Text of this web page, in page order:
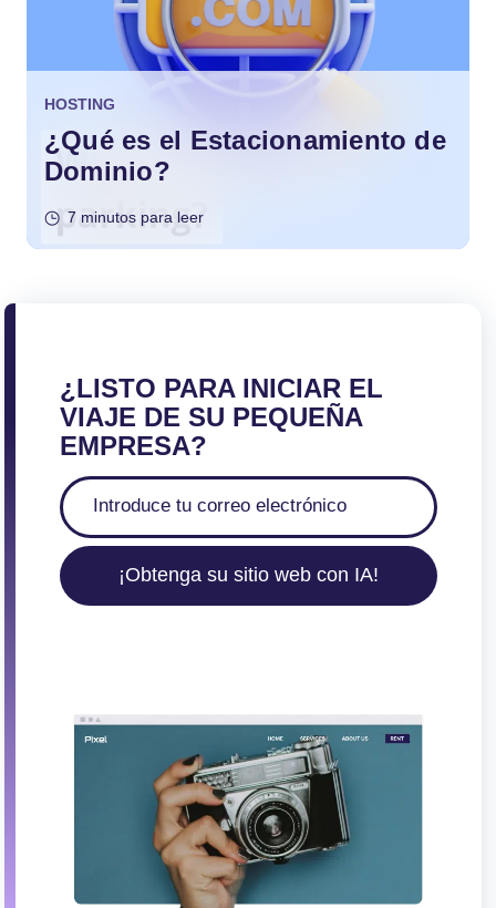
HOSTING
¿Qué es el Estacionamiento de
Dominio?
7 minutos para leer
¿LISTO PARA INICIAR EL
VIAJE DE SU PEQUEÑA
EMPRESA?
¡Obtenga su sitio web con IA!